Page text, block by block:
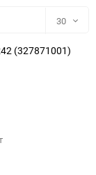
30
30
(327871001)